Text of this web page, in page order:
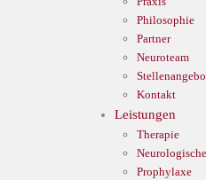
Philosophie
Partner
Neuroteam
Kontakt
Leistungen
Therapie
Prophylaxe